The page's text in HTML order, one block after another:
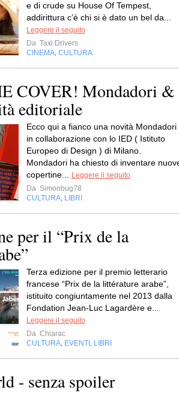
e di crude su House Of Tempest,
addirittura c’è chi si è dato un bel da...
Leggere il seguito
Da Taxi Drivers
CINEMA CULTURA
COVER! Mondadori &
editoriale
Ecco qui a fianco una novità Mondadori
in collaborazione con lo IED ( Istituto
Europeo di Design ) di Milano.
Mondadori ha chiesto di inventare
copertine...
Leggere il seguito
Da Simonbug78
CULTURA LIBRI
per il “Prix de la
Terza edizione per il premio letterario
francese “Prix de la littérature arabe”,
istituito congiuntamente nel 2013 dalla
Fondation Jean-Luc Lagardère e...
Leggere il seguito
Da Chiarac
CULTURA EVENTI LIBRI
- senza spoiler